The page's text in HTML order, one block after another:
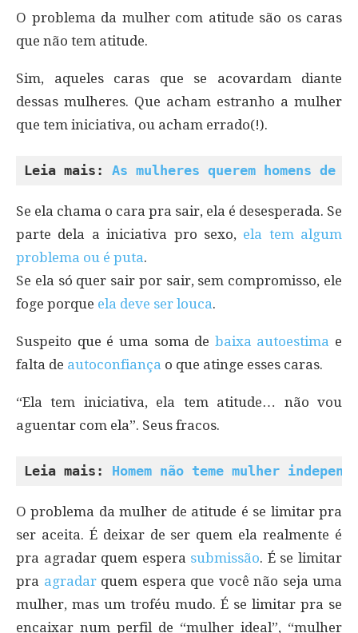
O problema da mulher com atitude são os caras
que não tem atitude.
Sim, aqueles caras que se acovardam diante
dessas mulheres. Que acham estranho a mulher
que tem iniciativa, ou acham errado(!).
Leia mais: As mulheres querem homens de
Se ela chama o cara pra sair, ela é desesperada. Se
parte dela a iniciativa pro sexo, ela tem algum
problema ou é puta.
Se ela só quer sair por sair, sem compromisso, ele
foge porque ela deve ser louca.
Suspeito que é uma soma de baixa autoestima e
falta de autoconfiança o que atinge esses caras.
“Ela tem iniciativa, ela tem atitude… não vou
aguentar com ela”. Seus fracos.
Leia mais: Homem não teme mulher
O problema da mulher de atitude é se limitar pra
ser aceita. É deixar de ser quem ela realmente é
pra agradar quem espera submissão. É se limitar
pra agradarquem espera que você não seja uma
mulher, mas um troféu mudo. É se limitar pra se
encaixar num perfil de “mulher ideal”, “mulher